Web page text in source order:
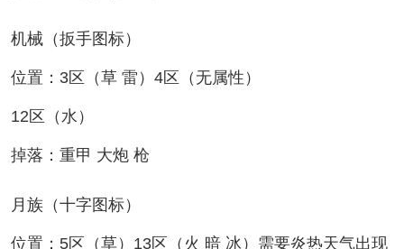
机械（扳手图标）
位置：3区（草 雷）4区（无属性）
12区（水）
掉落：重甲 大炮 枪
月族（十字图标）
位置：5区（草）13区（火 暗 冰）需要炎热天气出现